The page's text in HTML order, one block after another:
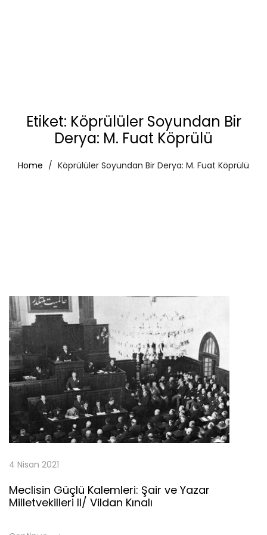
Etiket: Köprülüler Soyundan Bir
Derya: M. Fuat Köprülü
Home Köprülüler Soyundan Bir Derya: M. Fuat Köprülü
4 Nisan 2021
Meclisin Güçlü Kalemleri: Şair ve Yazar
Milletvekilleri II/ Vildan Kınalı